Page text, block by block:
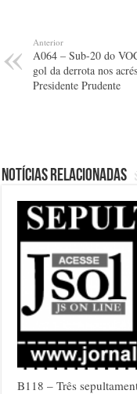
Anterior
A064 – Sub-20 do
gol da derrota nos
Presidente Prudente
Notícias relacionadas
B118 – Três